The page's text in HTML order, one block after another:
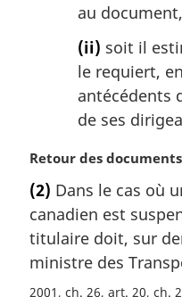
au document,
(ii) soit il
le requiert,
antécédents
de ses
N
t
e
m
a
Retour des documents
(2) Dans le cas où
canadien est
titulaire doit, sur
ministre des
2001, ch. 26, art. 20, ch.